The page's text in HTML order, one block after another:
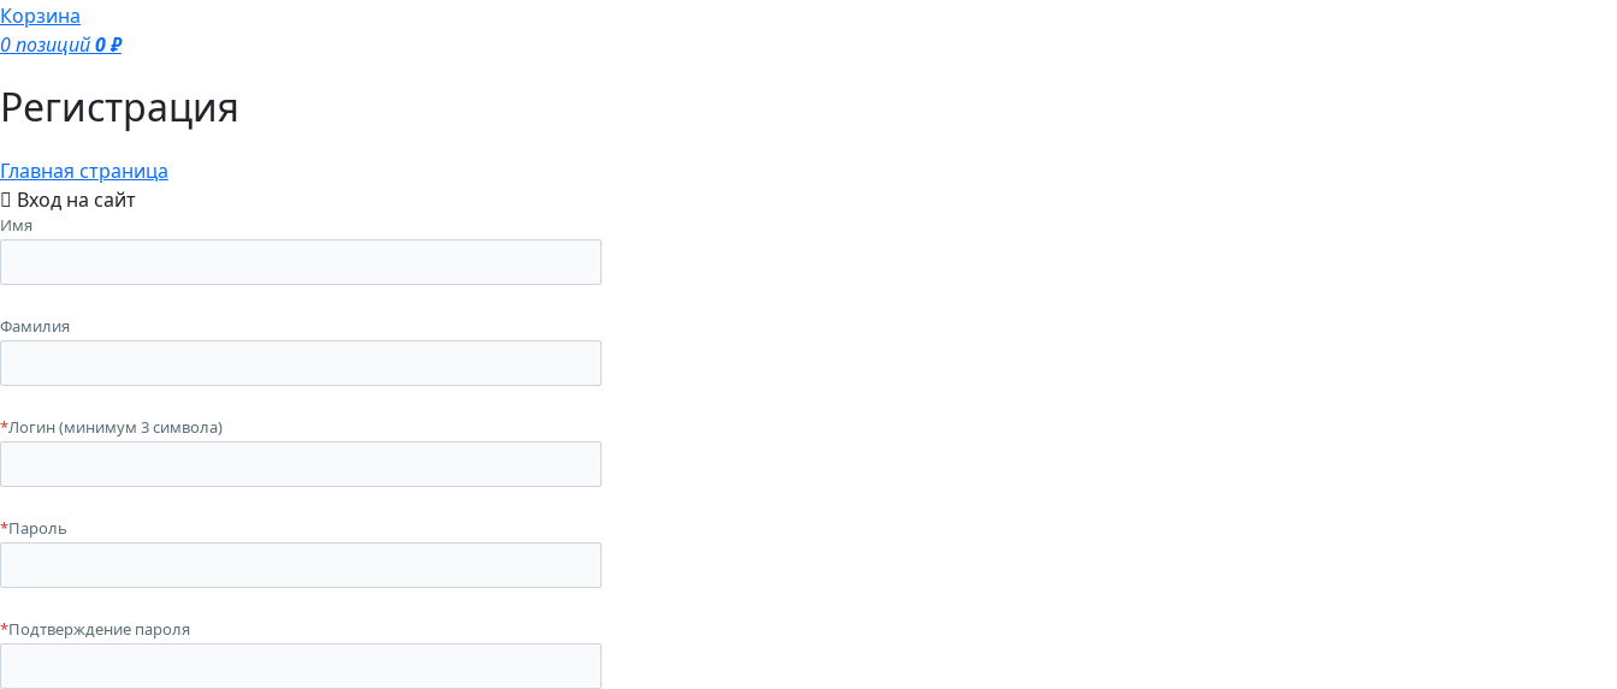
Корзина
0 позиций0 ₽
Регистрация
Главная страница
Вход на сайт
Имя
Фамилия
*Логин (минимум 3 символа)
*Пароль
*Подтверждение пароля